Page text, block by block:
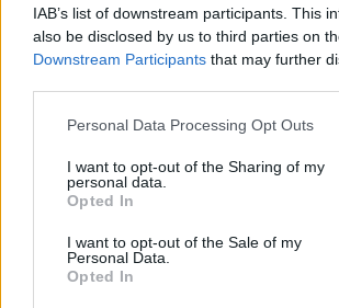
IAB’s list of downstream participants. This
also be disclosed by us to third parties on
Downstream Participants that may further
Personal Data Processing Opt Outs
I want to opt-out of the Sharing of my
personal data.
Opted In
I want to opt-out of the Sale of my
Personal Data.
Opted In
Brownies mit Marillenmarmelade
Kidneybohnen-Brownies
Leicht
Heidelbeer-Brownies
Leicht